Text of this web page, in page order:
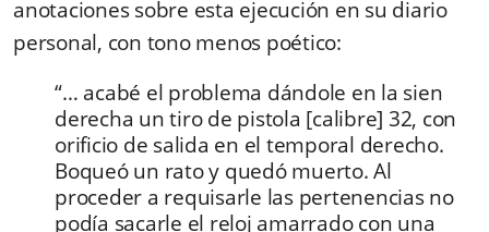
anotaciones sobre esta ejecución en su diario
personal, con tono menos poético:
“… acabé el problema dándole en la sien
derecha un tiro de pistola [calibre] 32, con
orificio de salida en el temporal derecho.
Boqueó un rato y quedó muerto. Al
proceder a requisarle las pertenencias no
podía sacarle el reloj amarrado con una